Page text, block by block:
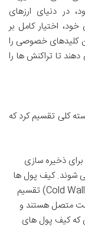
در دنیای ارزهای
اختیار کامل بر
کلیدهای خصوصی را
تا تراکنش ها را
کلی تقسیم کرد که
برای ذخیره سازی
شوند. کیف پول ها
خود به دو نوع گرم (Hot Wallet) و سرد (Cold Wallet) تقسیم
متصل هستند و
که کیف پول های